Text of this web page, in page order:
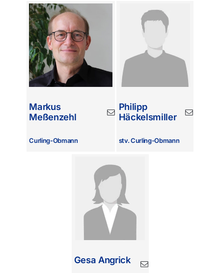
Markus
Meßenzehl
Curling-Obmann
Philipp
Häckelsmiller
stv. Curling-Obmann
Gesa Angrick